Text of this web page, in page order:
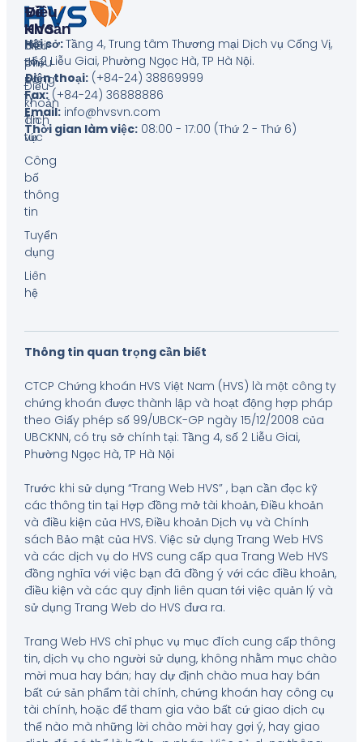
Hội sở:Tầng 4, Trung tâm Thương mại Dịch vụ Cống Vị,
số 2 Liễu Giai, Phường Ngọc Hà, TP Hà Nội.
Điện thoại:(+84-24) 38869999
Fax:(+84-24) 36888886
Email:info@hvsvn.com
Thời gian làm việc:08:00 - 17:00 (Thứ 2 - Thứ 6)
Về
HVS
Giới
thiệu
công
ty
Tin
tức
Công
bố
thông
tin
Tuyển
dụng
Liên
hệ
Điều
Khoản
Biểu
phí
Điều
khoản
dịch
vụ
Thông tin quan trọng cần biết
CTCP Chứng khoán HVS Việt Nam (HVS) là một công ty
chứng khoán được thành lập và hoạt động hợp pháp
theo Giấy phép số 99/UBCK-GP ngày 15/12/2008 của
UBCKNN, có trụ sở chính tại: Tầng 4, số 2 Liễu Giai,
Phường Ngọc Hà, TP Hà Nội
Trước khi sử dụng “Trang Web HVS” , bạn cần đọc kỹ
các thông tin tại Hợp đồng mở tài khoản, Điều khoản
và điều kiện của HVS, Điều khoản Dịch vụ và Chính
sách Bảo mật của HVS. Việc sử dụng Trang Web HVS
và các dịch vụ do HVS cung cấp qua Trang Web HVS
đồng nghĩa với việc bạn đã đồng ý với các điều khoản,
điều kiện và các quy định liên quan tới việc quản lý và
sử dụng Trang Web do HVS đưa ra.
Trang Web HVS chỉ phục vụ mục đích cung cấp thông
tin, dịch vụ cho người sử dụng, không nhằm mục chào
mời mua hay bán; hay dự định chào mua hay bán
bất cứ sản phẩm tài chính, chứng khoán hay công cụ
tài chính, hoặc để tham gia vào bất cứ giao dịch cụ
thể nào mà những lời chào mời hay gợi ý, hay giao